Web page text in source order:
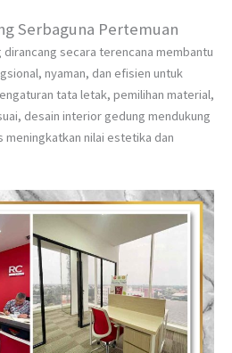
Serbaguna Pertemuan
secara terencana membantu
nyaman, dan efisien untuk
tata letak, pemilihan material,
desain interior gedung mendukung
meningkatkan nilai estetika dan